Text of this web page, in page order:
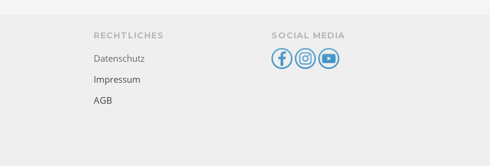
RECHTLICHES
Datenschutz
Impressum
AGB
SOCIAL MEDIA